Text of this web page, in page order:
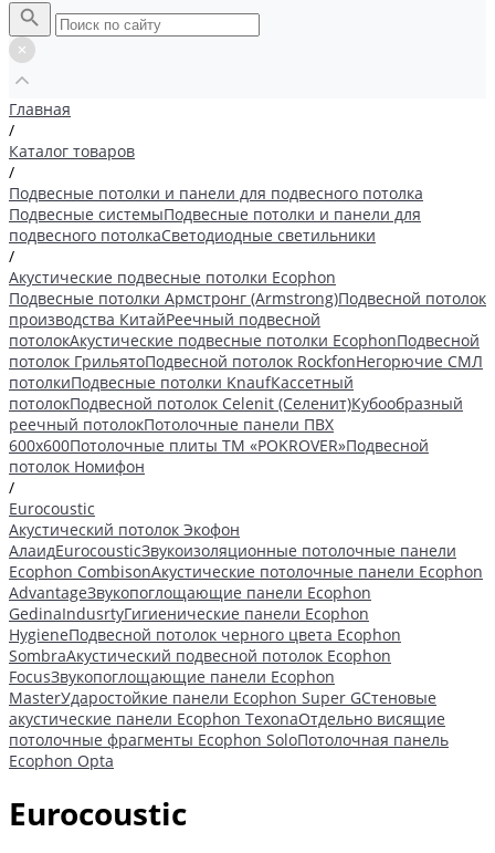
Главная
/
Каталог товаров
/
Подвесные потолки и панели для подвесного потолка
Подвесные системыПодвесные потолки и панели для
подвесного потолкаСветодиодные светильники
/
Акустические подвесные потолки Ecophon
Подвесные потолки Армстронг (Armstrong)Подвесной потолок
производства КитайРеечный подвесной
потолокАкустические подвесные потолки EcophonПодвесной
потолок ГрильятоПодвесной потолок RockfonНегорючие СМЛ
потолкиПодвесные потолки KnaufКассетный
потолокПодвесной потолок Celenit (Селенит)Кубообразный
реечный потолокПотолочные панели ПВХ
600х600Потолочные плиты ТМ «POKROVER»Подвесной
потолок Номифон
/
Eurocoustic
Акустический потолок Экофон
АлаидEurocousticЗвукоизоляционные потолочные панели
Ecophon CombisonАкустические потолочные панели Ecophon
AdvantageЗвукопоглощающие панели Ecophon
GedinaIndusrtyГигиенические панели Ecophon
HygieneПодвесной потолок черного цвета Ecophon
SombraАкустический подвесной потолок Ecophon
FocusЗвукопоглощающие панели Ecophon
MasterУдаростойкие панели Ecophon Super GСтеновые
акустические панели Ecophon TexonaОтдельно висящие
потолочные фрагменты Ecophon SoloПотолочная панель
Ecophon Opta
Eurocoustic